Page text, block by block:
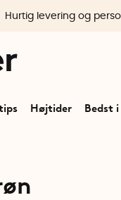
Højtider Bedst
Hurtig levering og